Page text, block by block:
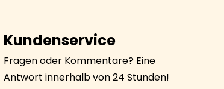
Kundenservice
Fragen oder Kommentare? Eine
Antwort innerhalb von 24 Stunden!